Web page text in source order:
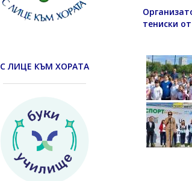
тениски
С ЛИЦЕ КЪМ ХОРАТА